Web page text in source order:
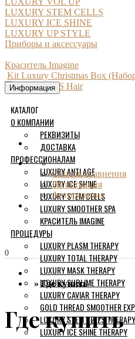
LUXURY STEM CELLS
LUXURY ICE SHINE
LUXURY UP STYLE
Приборы и аксессуары
Краситель Imagine
Kit Luxury Christmas Box
Информация
КАТАЛОГ
О КОМПАНИИ
РЕКВИЗИТЫ
ДОСТАВКА
ПРОФЕССИОНАЛАМ
LUXURY ANTI AGE
LUXURY ICE SHINE
LUXURY STEM CELLS
LUXURY SMOOTHER SPA
КРАСИТЕЛЬ IMAGINE
ПРОЦЕДУРЫ
LUXURY PLASM THERAPY
LUXURY TOTAL THERAPY
LUXURY MASK THERAPY
LUXURY SUBLIME THERAPY
LUXURY CAVIAR THERAPY
GOLD THREAD SMOOTHER
LUXURY STEM CELLS THERAPY
LUXURY ICE SHINE THERAPY
Список сравнения
Регистрация
Авторизация
0
Где купить
Где купить